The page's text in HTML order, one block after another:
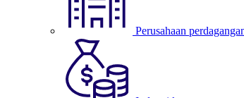
Perusahaan